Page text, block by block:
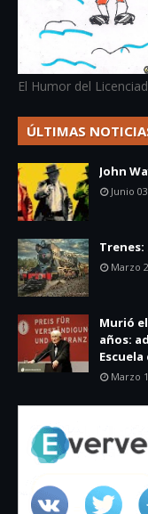
El Humor del
ÚLTIMAS
John
Junio
Trenes:
Marzo
Murió
años:
Marzo